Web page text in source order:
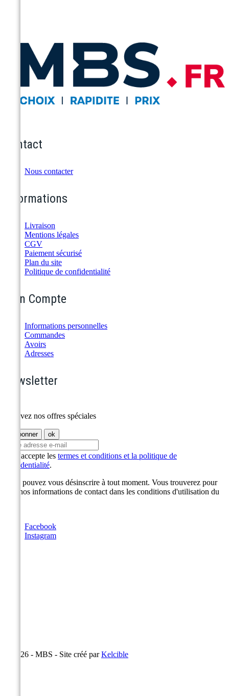
Contact
Nous contacter
Informations
Livraison
Mentions légales
CGV
Paiement sécurisé
Plan du site
Politique de confidentialité
Mon Compte
Informations personnelles
Commandes
Avoirs
Adresses
Newsletter
Recevez nos offres spéciales
J'accepte les termes et conditions et la politique de
confidentialité.
Vous pouvez vous désinscrire à tout moment. Vous trouverez pour
cela nos informations de contact dans les conditions d'utilisation du
Facebook
Instagram
© 2026 - MBS - Site créé parKelcible